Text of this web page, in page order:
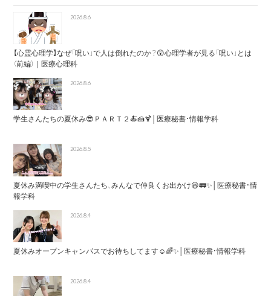
2026.8.6
【心霊心理学】なぜ「呪い」で人は倒れたのか？😲心理学者が見る「呪い」とは
（前編）｜医療心理科
2026.8.6
学生さんたちの夏休み😎ＰＡＲＴ２🍝🍰🍹│医療秘書・情報学科
2026.8.5
夏休み満喫中の学生さんたち、みんなで仲良くお出かけ😆🚃✨│医療秘書・情
報学科
2026.8.4
夏休みオープンキャンパスでお待ちしてます☺️🌈✨│医療秘書・情報学科
2026.8.4